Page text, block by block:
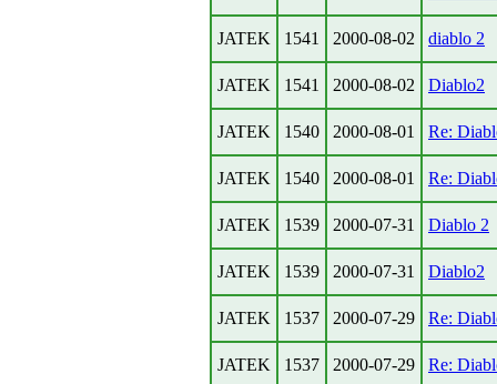
JATEK 1541 2000-08-02 diablo 2
JATEK 1541 2000-08-02 Diablo2
JATEK 1540 2000-08-01 Re:
JATEK 1540 2000-08-01 Re:
JATEK 1539 2000-07-31 Diablo 2
JATEK 1539 2000-07-31 Diablo2
JATEK 1537 2000-07-29 Re:
JATEK 1537 2000-07-29 Re: